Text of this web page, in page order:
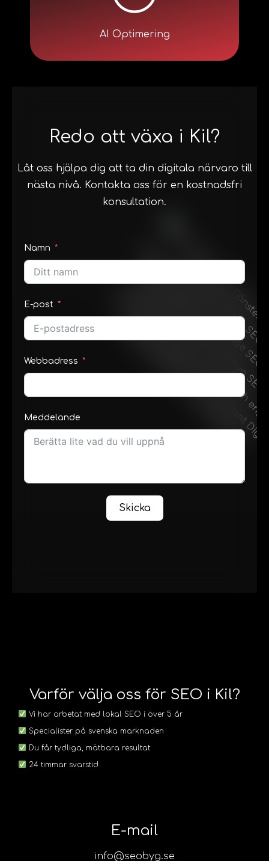
AI Optimering
Redo att växa i Kil?
Låt oss hjälpa dig att ta din digitala närvaro till
nästa nivå. Kontakta oss för en kostnadsfri
konsultation.
Namn
E-post
Webbadress
Meddelande
Skicka
Varför välja oss för SEO i Kil?
Vi har arbetat med lokal SEO i över 5 år
Specialister på svenska marknaden
Du får tydliga, mätbara resultat
24 timmar svarstid
E-mail
info@seobyg.se